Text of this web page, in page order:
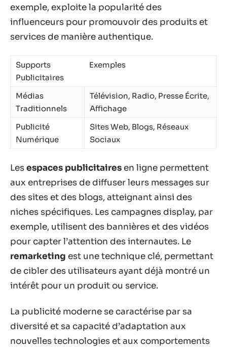
exemple, exploite la popularité des
influenceurs pour promouvoir des produits et
services de manière authentique.
Supports
Publicitaires
Exemples
Médias
Traditionnels
Télévision, Radio, Presse Écrite,
Affichage
Publicité
Numérique
Sites Web, Blogs, Réseaux
Sociaux
Lesespaces publicitaires en ligne permettent
aux entreprises de diffuser leurs messages sur
des sites et des blogs, atteignant ainsi des
niches spécifiques. Les campagnes display, par
exemple, utilisent des bannières et des vidéos
pour capter l’attention des internautes. Le
remarketing est une technique clé, permettant
de cibler des utilisateurs ayant déjà montré un
intérêt pour un produit ou service.
La publicité moderne se caractérise par sa
diversité et sa capacité d’adaptation aux
nouvelles technologies et aux comportements